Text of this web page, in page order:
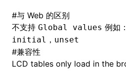
#与 Web 的区别
不支持 Global values 例如：
initial ， unset
#兼容性
LCD tables only load in the